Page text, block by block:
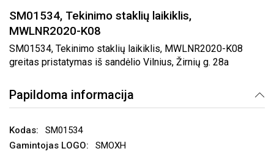
SM01534, Tekinimo staklių laikiklis,
MWLNR2020-K08
SM01534, Tekinimo staklių laikiklis, MWLNR2020-K08
greitas pristatymas iš sandėlio Vilnius, Žirnių g. 28a
Papildoma informacija
SM01534
SMOXH